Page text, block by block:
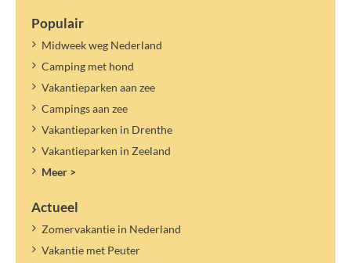
Populair
Midweek weg Nederland
Camping met hond
Vakantieparken aan zee
Campings aan zee
Vakantieparken in Drenthe
Vakantieparken in Zeeland
Meer >
Actueel
Zomervakantie in Nederland
Vakantie met Peuter